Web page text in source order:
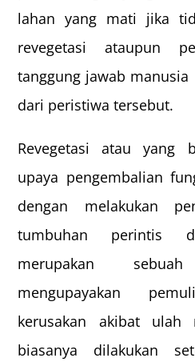
lahan yang mati jika
revegetasi ataupun
tanggung jawab
dari peristiwa tersebut.
Revegetasi atau yang
upaya pengembalian
dengan melakukan
tumbuhan perintis
merupakan
mengupayakan
kerusakan akibat ulah
biasanya dilakukan